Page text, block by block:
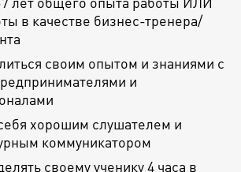
в качестве бизнес-тренера/
своим опытом и знаниями с
и
хорошим слушателем и
коммуникатором
своему ученику 4 часа в